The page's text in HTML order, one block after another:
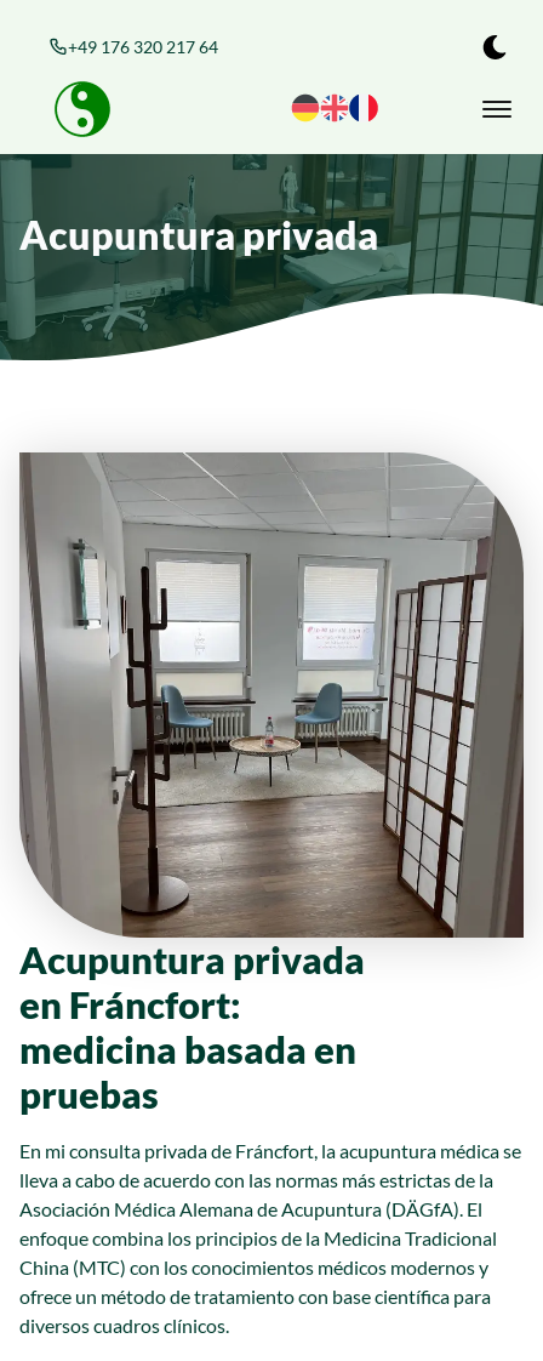
+49 176 320 217 64
Acupuntura privada
Acupuntura privada
en Fráncfort:
medicina basada en
pruebas
En mi consulta privada de Fráncfort, la acupuntura médica se
lleva a cabo de acuerdo con las normas más estrictas de la
Asociación Médica Alemana de Acupuntura (DÄGfA). El
enfoque combina los principios de la Medicina Tradicional
China (MTC) con los conocimientos médicos modernos y
ofrece un método de tratamiento con base científica para
diversos cuadros clínicos.